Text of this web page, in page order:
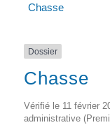
Chasse
Dossier
Chasse
Vérifié le 11 février
administrative